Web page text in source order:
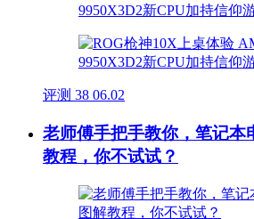
评测 38 06.02
老师傅手把手教你，笔记本
教程，你不试试？